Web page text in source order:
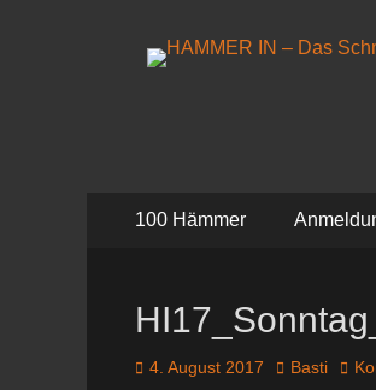
HAMMER
Das Schmiedetreffen 26. – 28.
Primäres
100 Hämmer
Veröffentlicht
4. August 2017 Autor
Basti